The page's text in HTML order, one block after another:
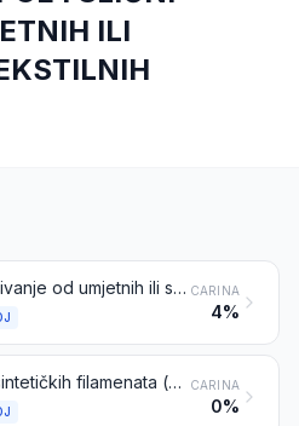
ILI
Konac za šivanje od umjetnih ili sintetičkih filamenata, neovisno je li pripremljen u pakiranja za pojedinačnu prodaju ili ne CARINA
4%
Pređa od sintetičkih filamenata (osim konca za šivanje), nepripremljena u pakiranja za pojedinačnu prodaju, uključujući sintetičke monofilamente finoće manje od 67 deciteksa CARINA
0%